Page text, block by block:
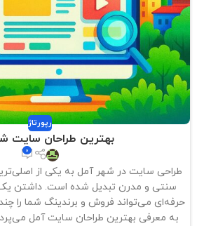
رپورتاژ
بهترین طراحان سایت
0
طراحی سایت در شهر آمل به یکی از
سنتی و مدرن تبدیل شده است. داشتن
حرفه‌ای می‌تواند فروش و برندینگ شما را
به معرفی بهترین طراحان سایت آمل